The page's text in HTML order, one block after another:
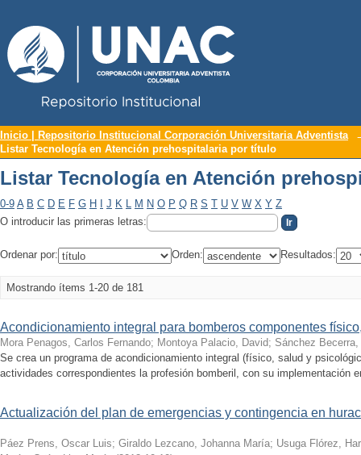
Listar Tecnología en Atención
Inicio | Repositorio Institucional Corporación Universitaria Adventista
Listar Tecnología en Atención prehospitalaria por título
Listar Tecnología en Atención
0-9 A B C D E F G H J K L M N O P Q R S T U V W X Y Z
O introducir las primeras letras:
Ordenar por: Orden: Resultados:
Mostrando ítems 1-20 de 181
Acondicionamiento integral para bomberos componentes
Mora Penagos, Carlos Fernando; Montoya Palacio, David; Sánchez
Se crea un programa de acondicionamiento integral (físico, salud y
actividades correspondientes la profesión bomberil, con su implementación
Actualización del plan de emergencias y contingencia en
Páez Prens, Oscar Luis; Giraldo Lezcano, Johanna María; Usuga Flórez,